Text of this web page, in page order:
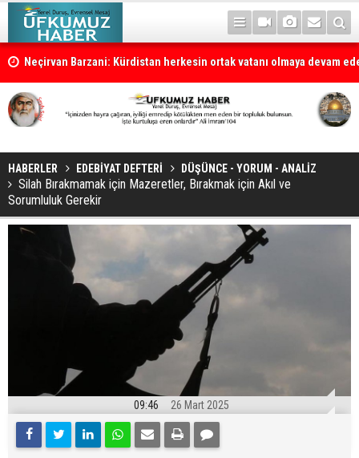
Neçirvan Barzani: Kürdistan herkesin ortak vatanı olmaya devam
HABERLER EDEBİYAT DEFTERİ DÜŞÜNCE - YORUM - ANALİZ
Silah Bırakmamak için Mazeretler, Bırakmak için Akıl ve
Sorumluluk Gerekir
09:46 26 Mart 2025